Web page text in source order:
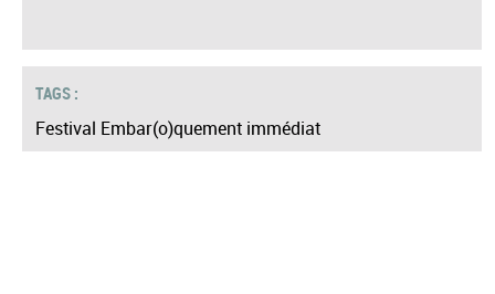
TAGS :
Festival Embar(o)quement immédiat